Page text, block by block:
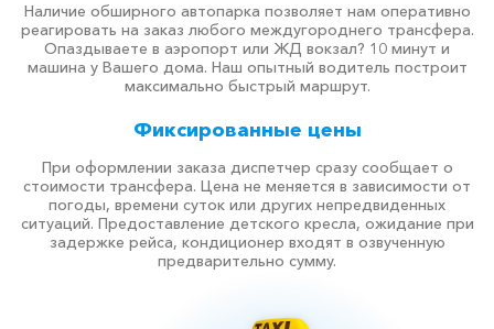
Наличие обширного автопарка позволяет нам оперативно
реагировать на заказ любого междугороднего трансфера.
Опаздываете в аэропорт или ЖД вокзал? 10 минут и
машина у Вашего дома. Наш опытный водитель построит
максимально быстрый маршрут.
Фиксированные цены
При оформлении заказа диспетчер сразу сообщает о
стоимости трансфера. Цена не меняется в зависимости от
погоды, времени суток или других непредвиденных
ситуаций. Предоставление детского кресла, ожидание при
задержке рейса, кондиционер входят в озвученную
предварительно сумму.